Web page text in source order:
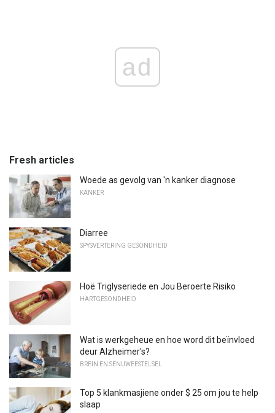
ad
Fresh articles
Woede as gevolg van 'n kanker diagnose
KANKER
Diarree
SPYSVERTERING GESONDHEID
Hoë Triglyseriede en Jou Beroerte Risiko
HARTGESONDHEID
Wat is werkgeheue en hoe word dit beïnvloed
deur Alzheimer's?
BREIN EN SENUWEESTELSEL
Top 5 klankmasjiene onder $ 25 om jou te help
slaap